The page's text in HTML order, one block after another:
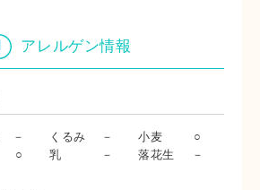
アレルゲン情報
－ くるみ － 小麦
○
○ 乳 － 落花生 －